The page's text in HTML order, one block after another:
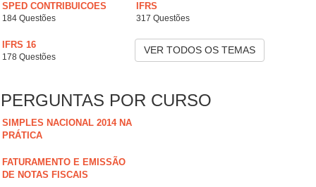
SPED CONTRIBUICOES
184 Questões
IFRS
317 Questões
IFRS 16
178 Questões
VER TODOS OS TEMAS
PERGUNTAS POR CURSO
SIMPLES NACIONAL 2014 NA
PRÁTICA
FATURAMENTO E EMISSÃO
DE NOTAS FISCAIS